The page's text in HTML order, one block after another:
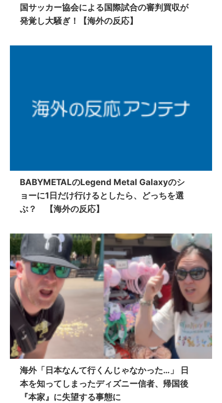
国サッカー協会による国際試合の審判買収が
発覚し大騒ぎ！【海外の反応】
BABYMETALのLegend Metal Galaxyのシ
ョーに1日だけ行けるとしたら、どっちを選
ぶ？ 【海外の反応】
海外「日本なんて行くんじゃなかった…」 日
本を知ってしまったディズニー信者、帰国後
『本家』に失望する事態に